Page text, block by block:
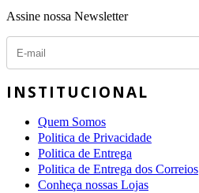
Assine nossa Newsletter
INSTITUCIONAL
Quem Somos
Politica de Privacidade
Politica de Entrega
Politica de Entrega dos Correios
Conheça nossas Lojas